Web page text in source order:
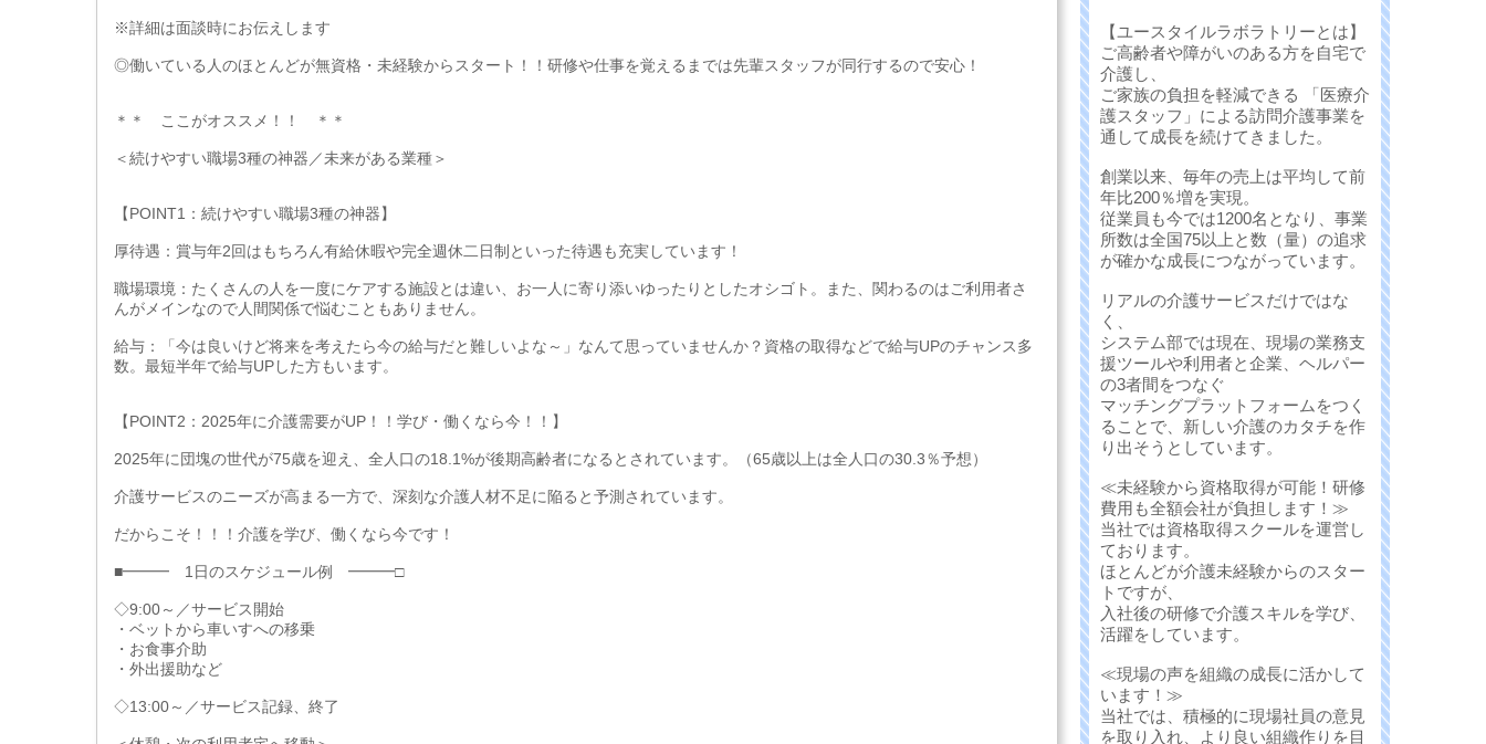
※詳細は面談時にお伝えします
◎働いている人のほとんどが無資格・未経験からスタート！！研修や仕事を覚えるまでは先輩スタッフが同行するので安心！
＊＊ ここがオススメ！！ ＊＊
＜続けやすい職場3種の神器／未来がある業種＞
【POINT1：続けやすい職場3種の神器】
厚待遇：賞与年2回はもちろん有給休暇や完全週休二日制といった待遇も充実しています！
職場環境：たくさんの人を一度にケアする施設とは違い、お一人に寄り添いゆったりとしたオシゴト。また、関わるのはご利用者さ
んがメインなので人間関係で悩むこともありません。
給与：「今は良いけど将来を考えたら今の給与だと難しいよな～」なんて思っていませんか？資格の取得などで給与UPのチャンス多
数。最短半年で給与UPした方もいます。
【POINT2：2025年に介護需要がUP！！学び・働くなら今！！】
2025年に団塊の世代が75歳を迎え、全人口の18.1%が後期高齢者になるとされています。（65歳以上は全人口の30.3％予想）
介護サービスのニーズが高まる一方で、深刻な介護人材不足に陥ると予測されています。
だからこそ！！！介護を学び、働くなら今です！
■━━━ 1日のスケジュール例 ━━━□
◇9:00～／サービス開始
・ベットから車いすへの移乗
・お食事介助
・外出援助など
◇13:00～／サービス記録、終了
【ユースタイルラボラトリーとは】
ご高齢者や障がいのある方を自宅で
介護し、
ご家族の負担を軽減できる 「医療介
護スタッフ」による訪問介護事業を
通して成長を続けてきました。
創業以来、毎年の売上は平均して前
年比200％増を実現。
従業員も今では1200名となり、事業
所数は全国75以上と数（量）の追求
が確かな成長につながっています。
リアルの介護サービスだけではな
く、
システム部では現在、現場の業務支
援ツールや利用者と企業、ヘルパー
の3者間をつなぐ
マッチングプラットフォームをつく
ることで、新しい介護のカタチを作
り出そうとしています。
≪未経験から資格取得が可能！研修
費用も全額会社が負担します！≫
当社では資格取得スクールを運営し
ております。
ほとんどが介護未経験からのスター
トですが、
入社後の研修で介護スキルを学び、
活躍をしています。
≪現場の声を組織の成長に活かして
います！≫
当社では、積極的に現場社員の意見
を取り入れ、より良い組織作りを目